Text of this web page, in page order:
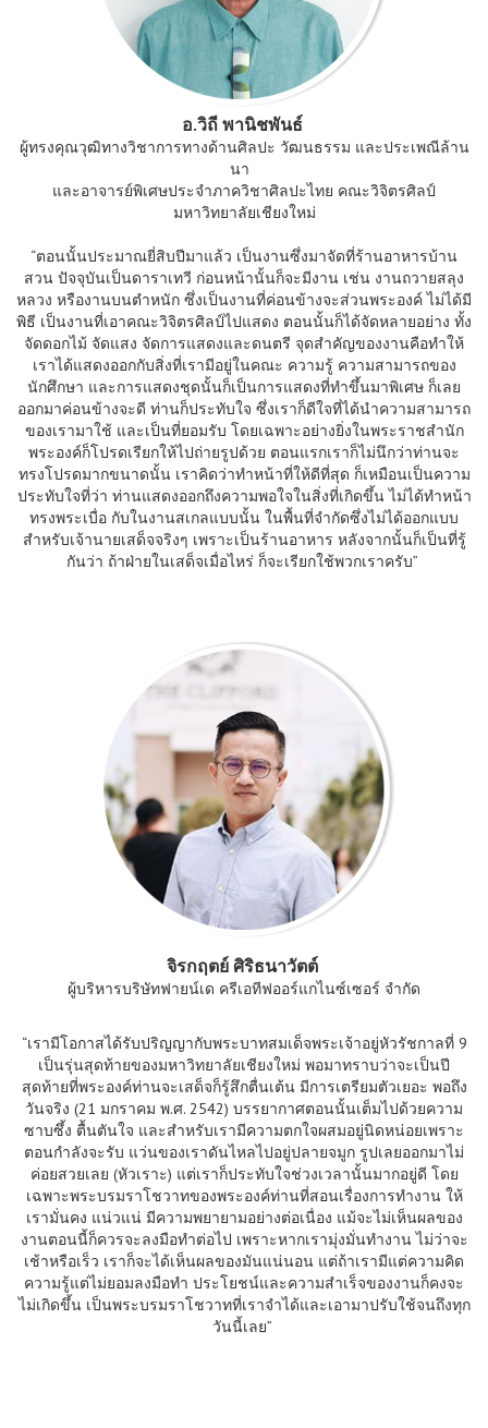
อ.วิถี พานิชพันธ์
ผู้ทรงคุณวุฒิทางวิชาการทางด้านศิลปะ วัฒนธรรม และประเพณีล้าน
นา
และอาจารย์พิเศษประจำภาควิชาศิลปะไทย คณะวิจิตรศิลป์
มหาวิทยาลัยเชียงใหม่
“ตอนนั้นประมาณยี่สิบปีมาแล้ว เป็นงานซึ่งมาจัดที่ร้านอาหารบ้าน
สวน ปัจจุบันเป็นดาราเทวี ก่อนหน้านั้นก็จะมีงาน เช่น งานถวายสลุง
หลวง หรืองานบนตำหนัก ซึ่งเป็นงานที่ค่อนข้างจะส่วนพระองค์ ไม่ได้มี
พิธี เป็นงานที่เอาคณะวิจิตรศิลป์ไปแสดง ตอนนั้นก็ได้จัดหลายอย่าง ทั้ง
จัดดอกไม้ จัดแสง จัดการแสดงและดนตรี จุดสำคัญของงานคือทำให้
เราได้แสดงออกกับสิ่งที่เรามีอยู่ในคณะ ความรู้ ความสามารถของ
นักศึกษา และการแสดงชุดนั้นก็เป็นการแสดงที่ทำขึ้นมาพิเศษ ก็เลย
ออกมาค่อนข้างจะดี ท่านก็ประทับใจ ซึ่งเราก็ดีใจที่ได้นำความสามารถ
ของเรามาใช้ และเป็นที่ยอมรับ โดยเฉพาะอย่างยิ่งในพระราชสำนัก
พระองค์ก็โปรดเรียกให้ไปถ่ายรูปด้วย ตอนแรกเราก็ไม่นึกว่าท่านจะ
ทรงโปรดมากขนาดนั้น เราคิดว่าทำหน้าที่ให้ดีที่สุด ก็เหมือนเป็นความ
ประทับใจที่ว่า ท่านแสดงออกถึงความพอใจในสิ่งที่เกิดขึ้น ไม่ได้ทำหน้า
ทรงพระเบื่อ กับในงานสเกลแบบนั้น ในพื้นที่จำกัดซึ่งไม่ได้ออกแบบ
สำหรับเจ้านายเสด็จจริงๆ เพราะเป็นร้านอาหาร หลังจากนั้นก็เป็นที่รู้
กันว่า ถ้าฝ่ายในเสด็จเมื่อไหร่ ก็จะเรียกใช้พวกเราครับ”
จิรกฤตย์ ศิริธนาวัตต์
ผู้บริหารบริษัทฟายน์เด ครีเอทีฟออร์แกไนซ์เซอร์ จำกัด
“เรามีโอกาสได้รับปริญญากับพระบาทสมเด็จพระเจ้าอยู่หัวรัชกาลที่ 9
เป็นรุ่นสุดท้ายของมหาวิทยาลัยเชียงใหม่ พอมาทราบว่าจะเป็นปี
สุดท้ายที่พระองค์ท่านจะเสด็จก็รู้สึกตื่นเต้น มีการเตรียมตัวเยอะ พอถึง
วันจริง (21 มกราคม พ.ศ. 2542) บรรยากาศตอนนั้นเต็มไปด้วยความ
ซาบซึ้ง ตื้นตันใจ และสำหรับเรามีความตกใจผสมอยู่นิดหน่อยเพราะ
ตอนกำลังจะรับ แว่นของเราดันไหลไปอยู่ปลายจมูก รูปเลยออกมาไม่
ค่อยสวยเลย (หัวเราะ) แต่เราก็ประทับใจช่วงเวลานั้นมากอยู่ดี โดย
เฉพาะพระบรมราโชวาทของพระองค์ท่านที่สอนเรื่องการทำงาน ให้
เรามั่นคง แน่วแน่ มีความพยายามอย่างต่อเนื่อง แม้จะไม่เห็นผลของ
งานตอนนี้ก็ควรจะลงมือทำต่อไป เพราะหากเรามุ่งมั่นทำงาน ไม่ว่าจะ
เช้าหรือเร็ว เราก็จะได้เห็นผลของมันแน่นอน แต่ถ้าเรามีแต่ความคิด
ความรู้แต่ไม่ยอมลงมือทำ ประโยชน์และความสำเร็จของงานก็คงจะ
ไม่เกิดขึ้น เป็นพระบรมราโชวาทที่เราจำได้และเอามาปรับใช้จนถึงทุก
วันนี้เลย”